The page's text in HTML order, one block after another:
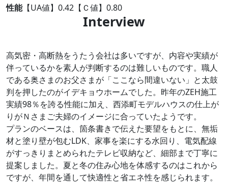
性能【UA値】0.42【Ｃ値】0.80
Interview
高気密・高断熱をうたう会社は多いですが、内容や実績が
伴っているかを素人が判断するのは難しいものです。職人
である奥さまのお父さまが「ここなら間違いない」と太鼓
判を押したのがイデキョウホームでした。昨年のZEH施工
実績98％を誇る性能に加え、西添町モデルハウスの仕上が
りがＮさまご夫婦のイメージに合っていたようです。
プランのベースは、箇条書きで伝えた要望をもとに、無垢
材と塗り壁が包むLDK、家事を楽にする水回り、電気配線
がすっきりまとめられたテレビ収納など、細部まで丁寧に
提案しました。夏と冬の住み心地を体感するのはこれから
ですが、年間を通して快適性と省エネ性を感じられます。